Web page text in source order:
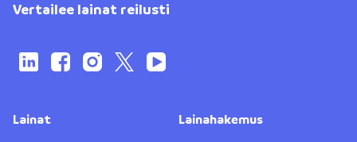
Vertailee lainat reilusti
Lainat
Lainahakemus